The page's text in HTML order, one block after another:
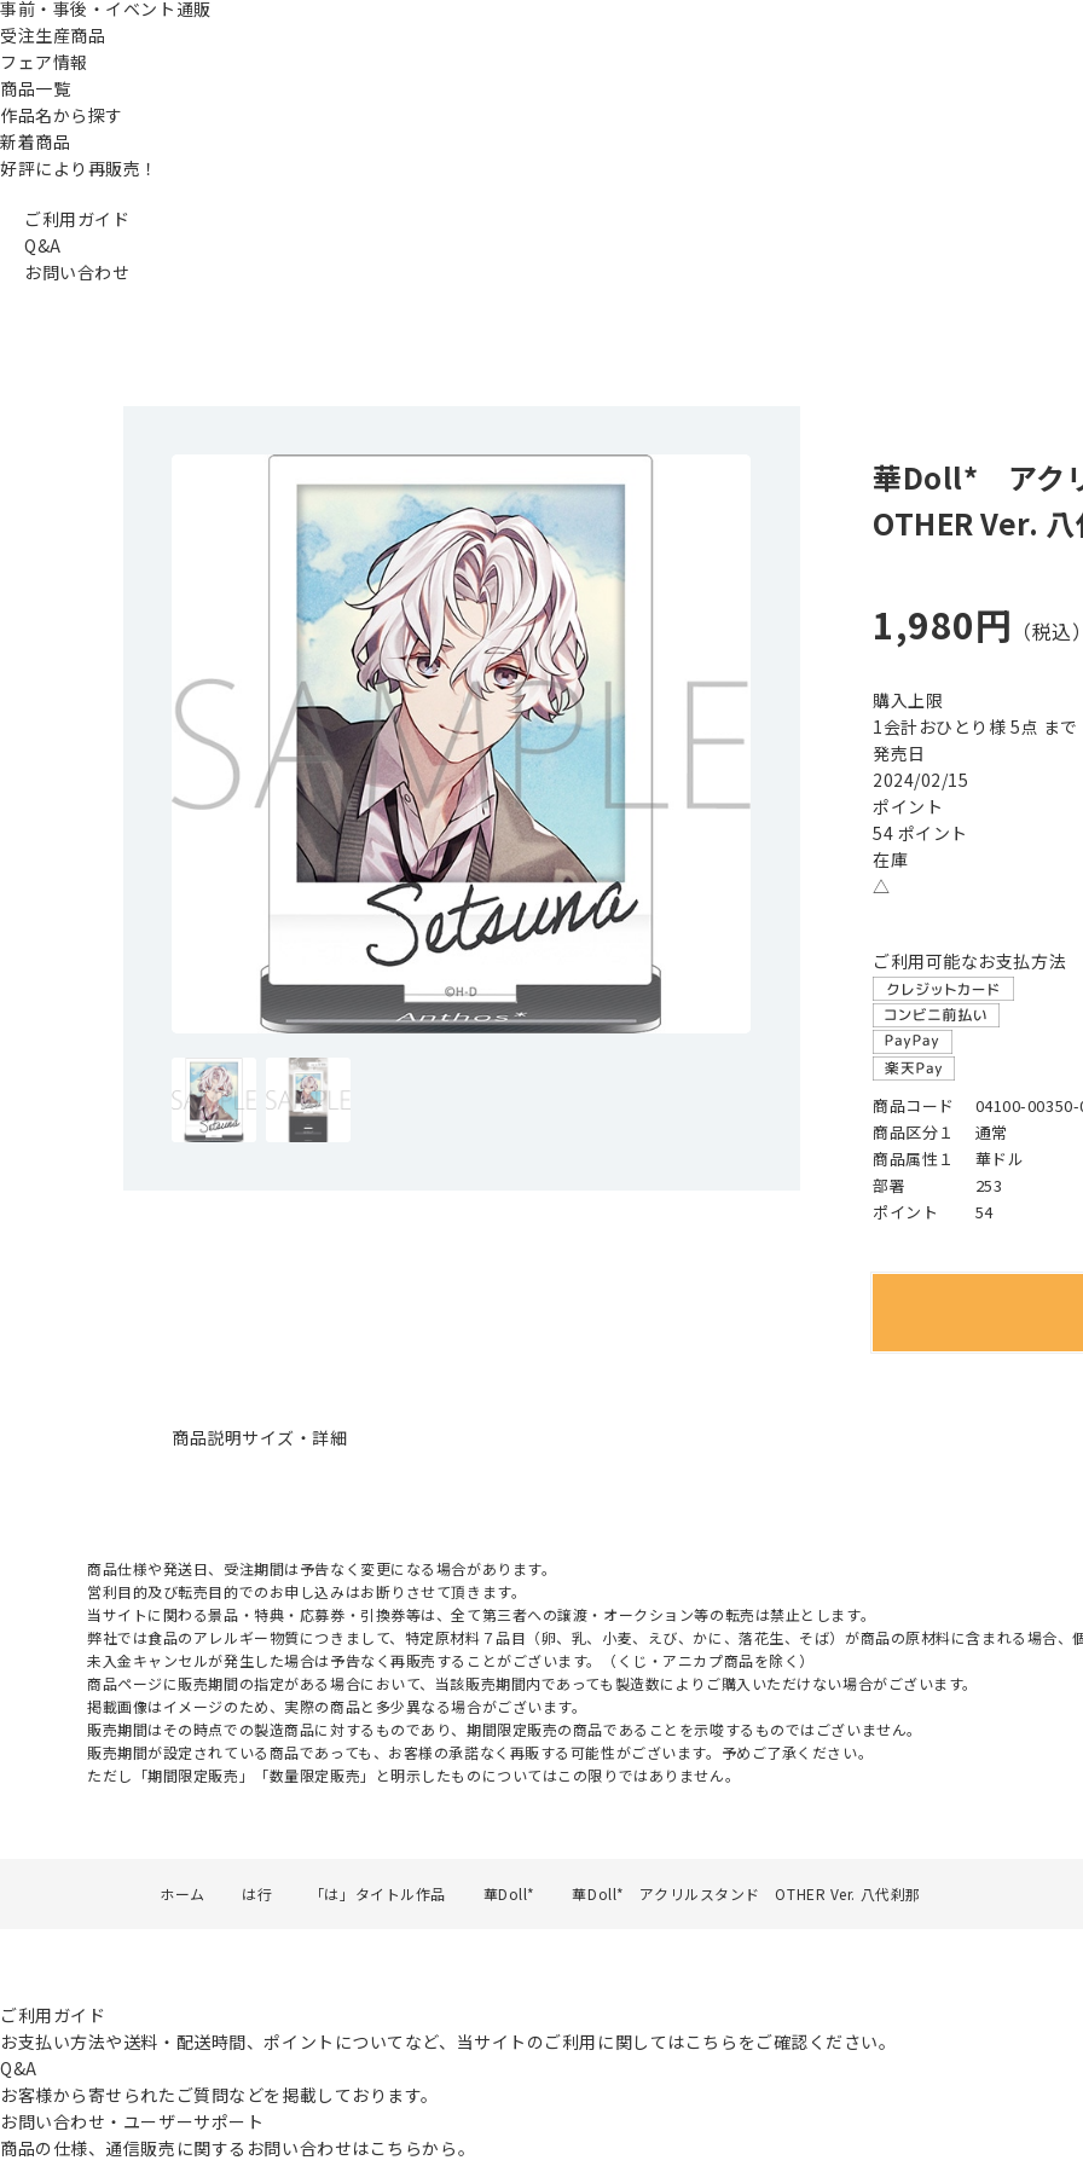
事前・事後・イベント通販
受注生産商品
フェア情報
商品一覧
作品名から探す
新着商品
好評により再販売！
ご利用ガイド
Q&A
お問い合わせ
華Doll* アク
OTHER Ver.
1,980円
購入上限
1会計おひとり様 5点 まで
発売日
2024/02/15
ポイント
54 ポイント
在庫
△
ご利用可能なお支払方法
商品コード
04100-00350-
商品区分１
通常
商品属性１
華ドル
部署
253
ポイント
54
商品説明サイズ・詳細
商品仕様や発送日、受注期間は予告なく変更になる場合があります。
営利目的及び転売目的でのお申し込みはお断りさせて頂きます。
当サイトに関わる景品・特典・応募券・引換券等は、全て第三者への譲渡・オークション等の転売は禁止とします。
弊社では食品のアレルギー物質につきまして、特定原材料７品目（卵、乳、小麦、えび、かに、落花生、そば）が商品の原材料に含まれる場合、
未入金キャンセルが発生した場合は予告なく再販売することがございます。（くじ・アニカプ商品を除く）
商品ページに販売期間の指定がある場合において、当該販売期間内であっても製造数によりご購入いただけない場合がございます。
掲載画像はイメージのため、実際の商品と多少異なる場合がございます。
販売期間はその時点での製造商品に対するものであり、期間限定販売の商品であることを示唆するものではございません。
販売期間が設定されている商品であっても、お客様の承諾なく再販する可能性がございます。予めご了承ください。
ただし「期間限定販売」「数量限定販売」と明示したものについてはこの限りではありません。
ホーム は行 「は」タイトル作品 華Doll* 華Doll* アクリルスタンド OTHER Ver. 八代刹那
ご利用ガイド
お支払い方法や送料・配送時間、ポイントについてなど、当サイトのご利用に関してはこちらをご確認ください。
Q&A
お客様から寄せられたご質問などを掲載しております。
お問い合わせ・ユーザーサポート
商品の仕様、通信販売に関するお問い合わせはこちらから。